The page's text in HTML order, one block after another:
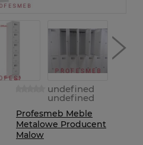
undefined
undefined
Profesmeb Meble
Metalowe Producent
Malow